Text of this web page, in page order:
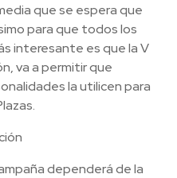
que se espera que
para que todos los
interesante es que la V
va a permitir que
la utilicen para
dependerá de la